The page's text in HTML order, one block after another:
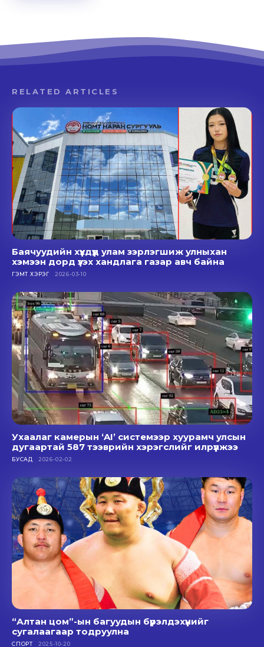
RELATED ARTICLES
Баячуудийн хүүхдүүд улам зэрлэгшиж улныхан
хэмээн дорд үзэх хандлага газар авч байна
ГЭМТ ХЭРЭГ 2026-03-10
Ухаалаг камерын ‘AI’ системээр хуурамч улсын
дугаартай 587 тээврийн хэрэгслийг илрүүлжээ
БУСАД 2026-02-02
“Алтан цом”-ын багуудын бүрэлдэхүүнийг
сугалаагаар тодруулна
СПОРТ 2025-10-20